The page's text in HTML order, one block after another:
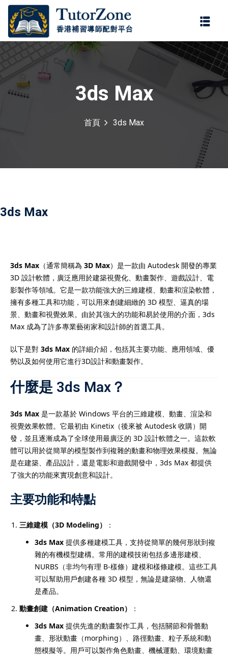
3ds Max
首頁 3ds Max
3ds Max
3ds Max （通常簡稱為 3D Max）是一款由 Autodesk 開發的專業
3D 設計軟體，廣泛應用於建築視覺化、動畫製作、遊戲設計、電
影製作等領域。它是一款功能強大的三維建模、動畫和渲染軟體，
擁有多種工具和功能，可以用來創建細緻的 3D 模型、逼真的場
景、動畫和視覺效果。由於其強大的功能和易於使用的介面，3ds
Max 成為了許多專業藝術家和設計師的首選工具。
以下是對 3ds Max 的詳細介紹，包括其主要功能、應用領域、優
勢以及如何使用它進行3D設計和動畫製作。
什麼是 3ds Max？
3ds Max 是一款基於 Windows 平台的三維建模、動畫、渲染和
視覺效果軟體。它最初由 Kinetix（後來被 Autodesk 收購）開
發，並且逐漸成為了全球使用最廣泛的 3D 設計軟體之一。這款軟
體可以用於從簡單的模型製作到複雜的動畫和物理效果模擬。無論
是在建築、產品設計，還是電影和遊戲開發中，3ds Max 都提供
了強大的功能來實現創意和設計。
主要功能和特點
三維建模（3D Modeling）
：
3ds Max 提供多種建模工具，支持從簡單的幾何形狀到複
雜的有機模型建構。常用的建模技術包括多邊形建模、
NURBS（非均勻有理 B-樣條）建模和樣條建模。這些工具
可以幫助用戶創建各種 3D 模型，無論是建築物、人物還
是產品。
動畫創建（Animation Creation）
：
3ds Max 提供先進的動畫製作工具，包括關節和骨骼動
畫、形狀動畫（morphing）、路徑動畫、粒子系統和動
態模擬等。用戶可以製作角色動畫、機械運動、環境動畫
登錄